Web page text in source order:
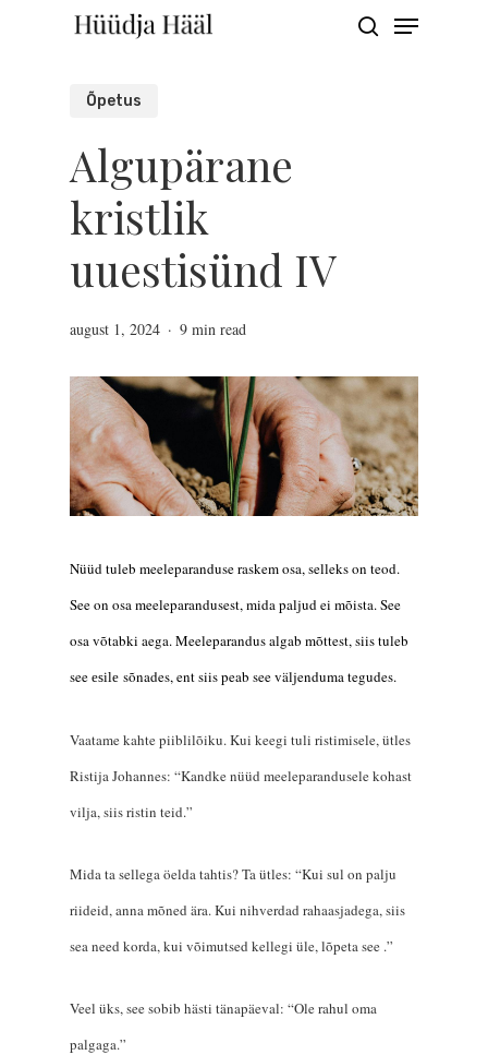
Menu
Õpetus
Algupärane
kristlik
uuestisünd IV
august 1, 2024 9 min read
Nüüd tuleb meeleparanduse raskem osa, selleks on teod.
See on osa meeleparandusest, mida paljud ei mõista. See
osa võtabki aega. Meeleparandus algab mõttest, siis tuleb
see esile sõnades,entsiis peab see väljenduma tegudes.
Vaatame kahte piiblilõiku. Kui keegi tuli ristimisele, ütles
Ristija Johannes: “Kandke nüüd meeleparandusele kohast
vilja, siis ristin teid.”
Mida ta sellega öelda tahtis? Ta ütles: “Kui sul on palju
riideid, anna mõned ära. Kui nihverdad rahaasjadega, siis
sea need korda, kui võimutsed kellegi üle, lõpeta see .”
Veel üks, see sobib hästi tänapäeval: “Ole rahul oma
palgaga.”